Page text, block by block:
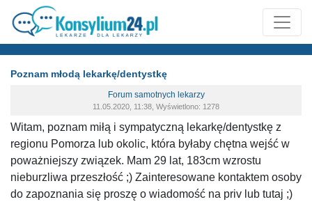
Poznam młodą lekarkę/dentystkę
Forum samotnych lekarzy
11.05.2020, 11:38, Wyświetlono: 1278
Witam, poznam miłą i sympatyczną lekarkę/dentystkę z
regionu Pomorza lub okolic, która byłaby chętna wejść w
poważniejszy związek. Mam 29 lat, 183cm wzrostu
nieburzliwa przeszłość ;) Zainteresowane kontaktem osoby
do zapoznania się proszę o wiadomość na priv lub tutaj ;)